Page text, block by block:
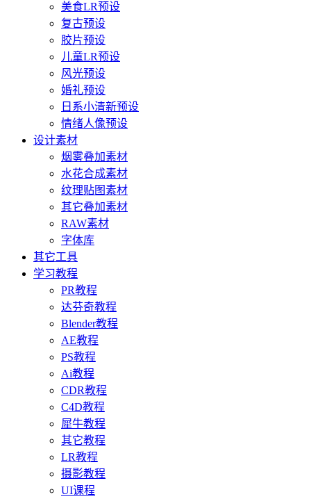
美食LR预设
复古预设
胶片预设
儿童LR预设
风光预设
婚礼预设
日系小清新预设
情绪人像预设
设计素材
烟雾叠加素材
水花合成素材
纹理贴图素材
其它叠加素材
RAW素材
字体库
其它工具
学习教程
PR教程
达芬奇教程
Blender教程
AE教程
PS教程
Ai教程
CDR教程
C4D教程
犀牛教程
其它教程
LR教程
摄影教程
UI课程